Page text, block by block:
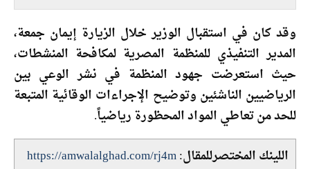
وقد كان في استقبال الوزير خلال الزيارة إيمان جمعة،
المدير التنفيذي للمنظمة المصرية لمكافحة المنشطات،
حيث استعرضت جهود المنظمة في نشر الوعي بين
الرياضيين الناشئين وتوضيح الإجراءات الوقائية المتبعة
للحد من تعاطي المواد المحظورة رياضياً.
اللينك المختصرللمقال:https://amwalalghad.com/rj4m